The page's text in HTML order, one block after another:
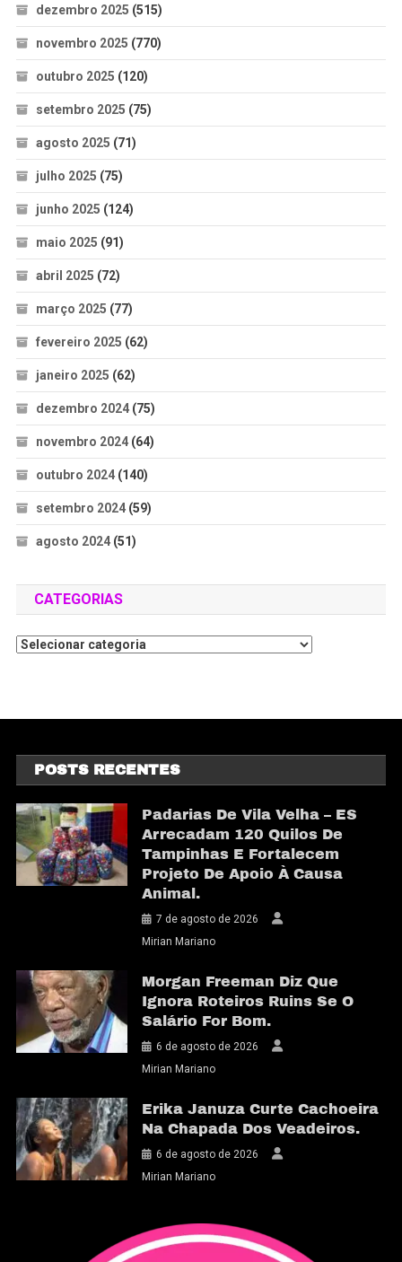
dezembro 2025 (515)
novembro 2025 (770)
outubro 2025 (120)
setembro 2025 (75)
agosto 2025 (71)
julho 2025 (75)
junho 2025 (124)
maio 2025 (91)
abril 2025 (72)
março 2025 (77)
fevereiro 2025 (62)
janeiro 2025 (62)
dezembro 2024(75)
novembro 2024(64)
outubro 2024(140)
setembro 2024(59)
agosto 2024(51)
CATEGORIAS
POSTS RECENTES
Padarias De Vila Velha – ES
Arrecadam 120 Quilos De
Tampinhas E Fortalecem
Projeto De Apoio À Causa
Animal.
7 de agosto de 2026
Mirian Mariano
Morgan Freeman Diz Que
Ignora Roteiros Ruins Se O
Salário For Bom.
6 de agosto de 2026
Mirian Mariano
Erika Januza Curte Cachoeira
Na Chapada Dos Veadeiros.
6 de agosto de 2026
Mirian Mariano